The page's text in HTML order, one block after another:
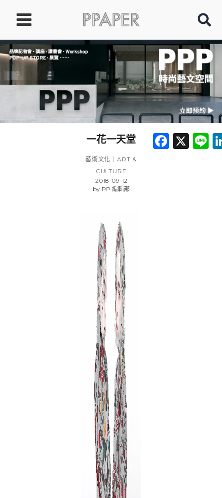
要
內
一花一天堂
藝術文化｜ART &
CULTURE
2018-09-12
byPP 編輯部
X